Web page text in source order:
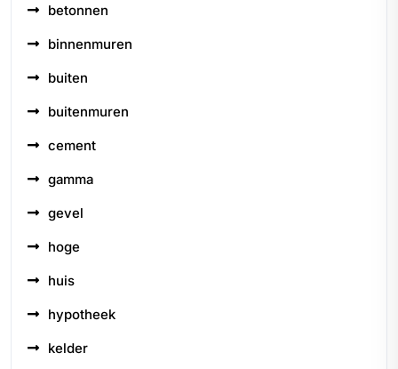
betonnen
binnenmuren
buiten
buitenmuren
cement
gamma
gevel
hoge
huis
hypotheek
kelder